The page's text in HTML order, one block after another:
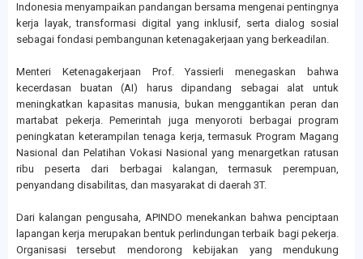
Indonesia menyampaikan pandangan bersama mengenai pentingnya
kerja layak, transformasi digital yang inklusif, serta dialog sosial
sebagai fondasi pembangunan ketenagakerjaan yang berkeadilan.
Menteri Ketenagakerjaan Prof. Yassierli menegaskan bahwa
kecerdasan buatan (AI) harus dipandang sebagai alat untuk
meningkatkan kapasitas manusia, bukan menggantikan peran dan
martabat pekerja. Pemerintah juga menyoroti berbagai program
peningkatan keterampilan tenaga kerja, termasuk Program Magang
Nasional dan Pelatihan Vokasi Nasional yang menargetkan ratusan
ribu peserta dari berbagai kalangan, termasuk perempuan,
penyandang disabilitas, dan masyarakat di daerah 3T.
Dari kalangan pengusaha, APINDO menekankan bahwa penciptaan
lapangan kerja merupakan bentuk perlindungan terbaik bagi pekerja.
Organisasi tersebut mendorong kebijakan yang mendukung